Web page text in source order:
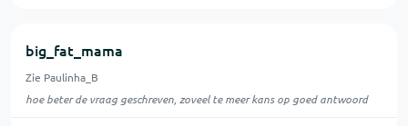
big_fat_mama
Zie Paulinha_B
hoe beter de vraag geschreven, zoveel te meer kans op goed antwoord